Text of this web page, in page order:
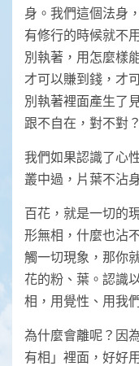
身。我們這個法身
有修行的時候就不
別執著，用怎麼樣
才可以賺到錢，才
別執著裡面產生了
跟不自在，對不對
我們如果認識了心
叢中過，片葉不沾
百花，就是一切的
形無相，什麼也沾
觸一切現象，那你
花的粉、葉。認識
相，用覺性、用我
為什麼會離呢？因
有相」裡面，好好